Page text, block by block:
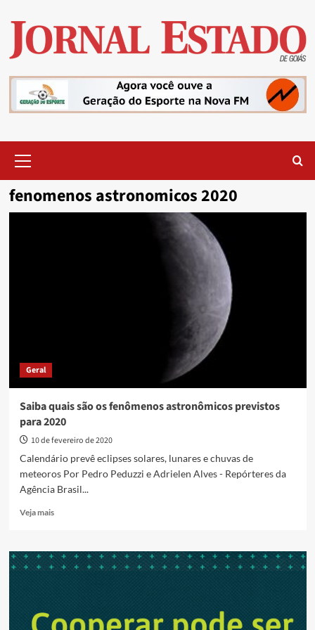
content
Menu
fenomenos astronomicos 2020
Geral
Saiba quais são os fenômenos astronômicos previstos
para 2020
10 de fevereiro de 2020
Calendário prevê eclipses solares, lunares e chuvas de
meteoros Por Pedro Peduzzi e Adrielen Alves - Repórteres da
Agência Brasil...
Veja maisRead
Saiba
quais
astronômicos